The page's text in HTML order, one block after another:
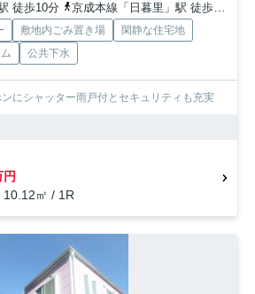
徒歩10分 京成本線「日暮里」駅 徒歩16分
敷地内ごみ置き場
閑静な住宅地
公共下水
にシャッター雨戸付とセキュリティも充実
10.12㎡ / 1R